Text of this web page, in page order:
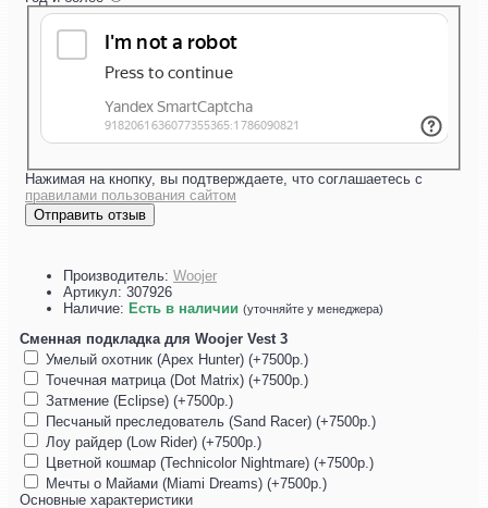
Нажимая на кнопку, вы подтверждаете, что соглашаетесь с
правилами пользования сайтом
Отправить отзыв
Производитель: Woojer
Артикул: 307926
Наличие: Есть в наличии (уточняйте у менеджера)
Сменная подкладка для Woojer Vest 3
Умелый охотник (Apex Hunter) (+7500р.)
Точечная матрица (Dot Matrix) (+7500р.)
Затмение (Eclipse) (+7500р.)
Песчаный преследователь (Sand Racer) (+7500р.)
Лоу райдер (Low Rider) (+7500р.)
Цветной кошмар (Technicolor Nightmare) (+7500р.)
Мечты о Майами (Miami Dreams) (+7500р.)
Основные характеристики